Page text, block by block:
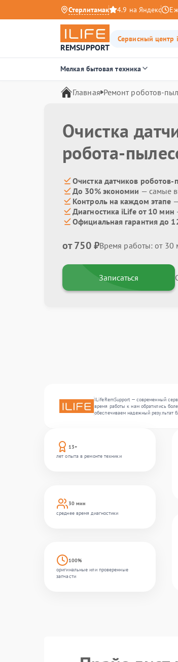
Стерлитамак 4.9 на Яндекс
REMSUPPORT
Сервисный центр
Мелкая бытовая техника
Главная Ремонт роботов-
Очистка
робота-
Очистка датчиков
До 30% экономии — самые
Контроль на каждом этапе
Диагностика iLife от 10 мин
Официальная гарантия до
от 750 ₽Время работы: от 30
Записаться
ILifeRemSupport — современный
время работы к нам обратились
обеспечиваем надежный результат
13+
лет опыта в ремонте техники
30 мин
среднее время диагностики
100%
оригинальные или проверенные
запчасти